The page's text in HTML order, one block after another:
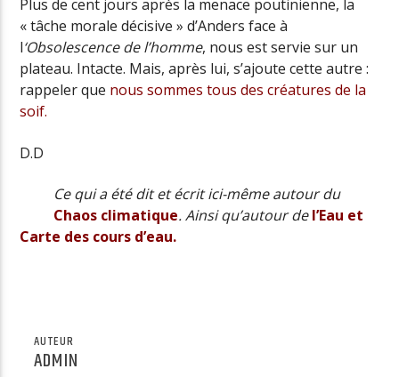
Plus de cent jours après la menace poutinienne, la
« tâche morale décisive » d’Anders face à
l‘Obsolescence de l’homme, nous est servie sur un
plateau. Intacte. Mais, après lui, s’ajoute cette autre :
rappeler que nous sommes tous des créatures de la
soif.
D.D
Ce qui a été dit et écrit ici-même autour du
Chaos climatique. Ainsi qu’autour de l’Eau et
Carte des cours d’eau.
AUTEUR
ADMIN